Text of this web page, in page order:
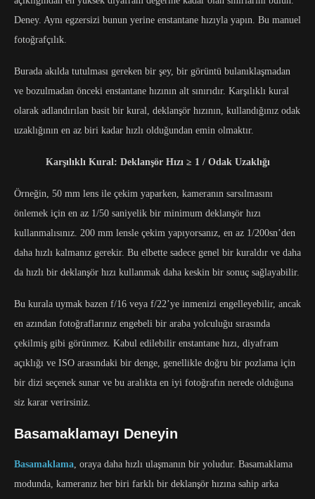
Deney. Aynı egzersizi bunun yerine enstantane hızıyla yapın. Bu manuel
fotoğrafçılık.
Burada akılda tutulması gereken bir şey, bir görüntü bulanıklaşmadan
ve bozulmadan önceki enstantane hızının alt sınırıdır. Karşılıklı kural
olarak adlandırılan basit bir kural, deklanşör hızının, kullandığınız odak
uzaklığının en az biri kadar hızlı olduğundan emin olmaktır.
Karşılıklı Kural: Deklanşör Hızı ≥ 1 / Odak Uzaklığı
Örneğin, 50 mm lens ile çekim yaparken, kameranın sarsılmasını
önlemek için en az 1/50 saniyelik bir minimum deklanşör hızı
kullanmalısınız. 200 mm lensle çekim yapıyorsanız, en az 1/200sn’den
daha hızlı kalmanız gerekir. Bu elbette sadece genel bir kuraldır ve daha
da hızlı bir deklanşör hızı kullanmak daha keskin bir sonuç sağlayabilir.
Bu kurala uymak bazen f/16 veya f/22’ye inmenizi engelleyebilir, ancak
en azından fotoğraflarınız engebeli bir araba yolculuğu sırasında
çekilmiş gibi görünmez. Kabul edilebilir enstantane hızı, diyafram
açıklığı ve ISO arasındaki bir denge, genellikle doğru bir pozlama için
bir dizi seçenek sunar ve bu aralıkta en iyi fotoğrafın nerede olduğuna
siz karar verirsiniz.
Basamaklamayı Deneyin
Basamaklama , oraya daha hızlı ulaşmanın bir yoludur. Basamaklama
modunda, kameranız her biri farklı bir deklanşör hızına sahip arka